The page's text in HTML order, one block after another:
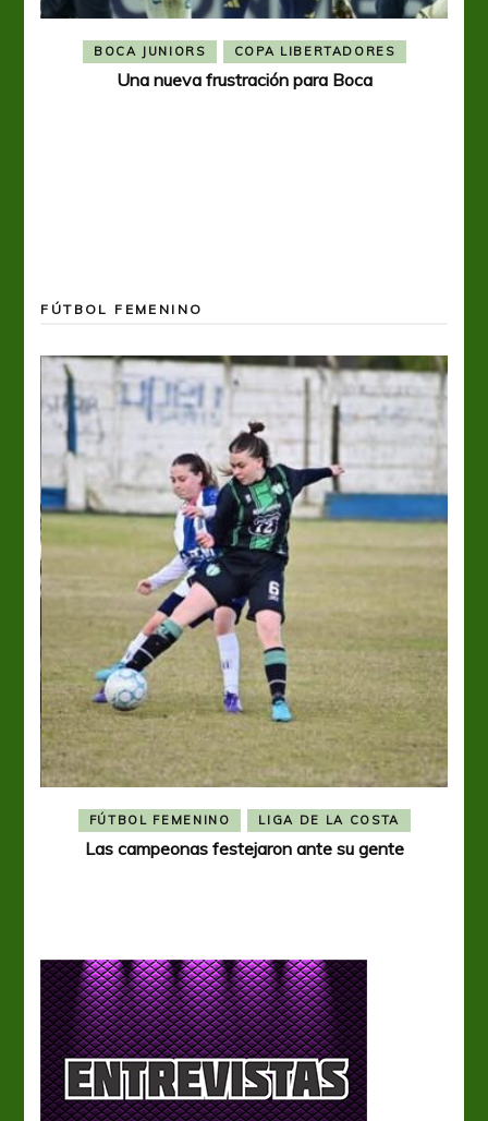
BOCA JUNIORS COPA LIBERTADORES
Una nueva frustración para Boca
FÚTBOL FEMENINO
FÚTBOL FEMENINO LIGA DE LA COSTA
Las campeonas festejaron ante su gente